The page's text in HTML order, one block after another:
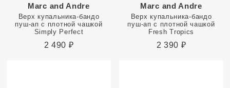
Marc and Andre
Верх купальника-бандо
пуш-ап с плотной чашкой
Simply Perfect
2 490 ₽
Marc and Andre
Верх купальника-бандо
пуш-ап с плотной чашкой
Fresh Tropics
2 390 ₽